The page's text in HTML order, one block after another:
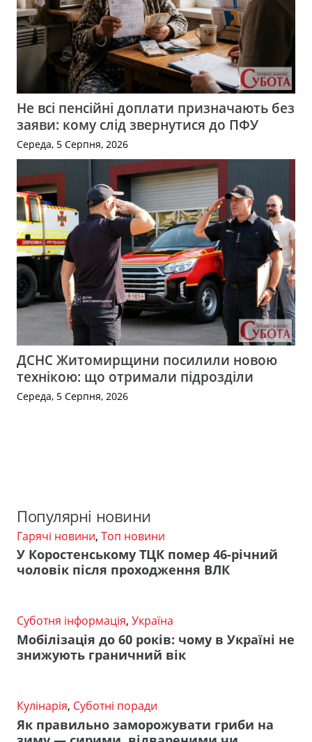
Не всі пенсійні доплати призначають без
заяви: кому слід звернутися до ПФУ
Середа, 5 Серпня, 2026
ДСНС Житомирщини посилили новою
технікою: що отримали підрозділи
Середа, 5 Серпня, 2026
Популярні новини
Гарячі новини, Топ новини
У Коростенському ТЦК помер 46-річний
чоловік після проходження ВЛК
Суботня інформація, Україна
Мобілізація до 60 років: чому в Україні не
знижують граничний вік
Кулінарія, Суботні поради
Як правильно заморожувати гриби на